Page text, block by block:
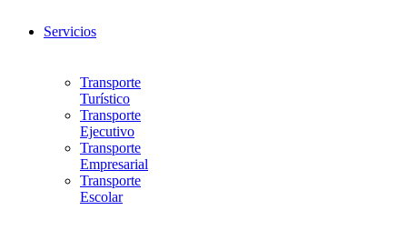
Servicios
Transporte
Turístico
Transporte
Ejecutivo
Transporte
Empresarial
Transporte
Escolar